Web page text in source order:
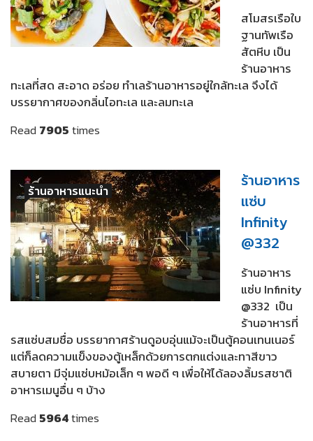
สโมสรเรือใบ
ฐานทัพเรือ
สัตหีบ เป็น
ร้านอาหาร
ทะเลที่สด สะอาด อร่อย ทำเลร้านอาหารอยู่ใกล้ทะเล จึงได้
บรรยากาศของกลิ่นไอทะเล และลมทะเล
Read 7905times
ร้านอาหารแนะนำ
ร้านอาหาร
แซ่บ
Infinity
@332
ร้านอาหาร
แซ่บ Infinity
@332 เป็น
ร้านอาหารที่
รสแซ่บสมชื่อ บรรยากาศร้านดูอบอุ่นแม้จะเป็นตู้คอนเทนเนอร์
แต่ก็ลดความแข็งของตู้เหล็กด้วยการตกแต่งและทาสีขาว
สบายตา มีจุ่มแซ่บหม้อเล็ก ๆ พอดี ๆ เพื่อให้ได้ลองลิ้มรสชาติ
อาหารเมนูอื่น ๆ บ้าง
Read 5964times